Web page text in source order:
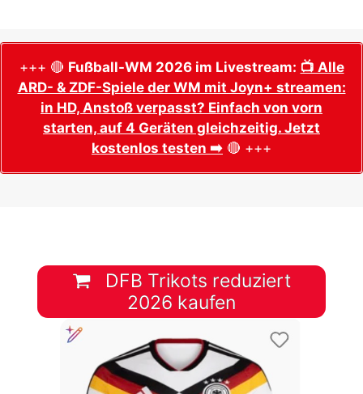
+++ 🔴 Fußball-WM 2026 im Livestream: 📺 Alle
ARD- & ZDF-Spiele der WM mit Joyn+ streamen:
in HD, Anstoß verpasst? Einfach von vorn
starten, auf 4 Geräten gleichzeitig. Jetzt
kostenlos testen ➡️ 🔴 +++
DFB Trikots reduziert
2026 kaufen